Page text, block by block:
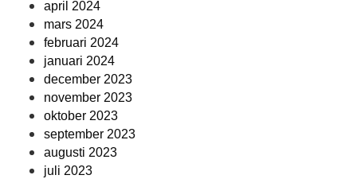
april 2024
mars 2024
februari 2024
januari 2024
december 2023
november 2023
oktober 2023
september 2023
augusti 2023
juli 2023